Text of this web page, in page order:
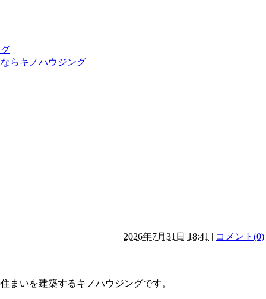
らキノハウジング
2026年7月31日 18:41 | コメント(0)
まいを建築するキノハウジングです。